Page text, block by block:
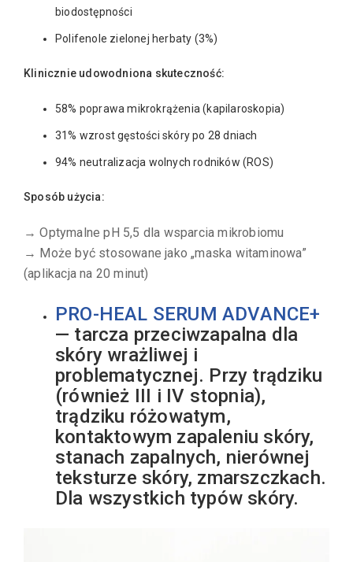
biodostępności
Polifenole zielonej herbaty (3%)
Klinicznie udowodniona skuteczność:
58% poprawa mikrokrążenia (kapilaroskopia)
31% wzrost gęstości skóry po 28 dniach
94% neutralizacja wolnych rodników (ROS)
Sposób użycia:
→ Optymalne pH 5,5 dla wsparcia mikrobiomu
→ Może być stosowane jako „maska witaminowa”
(aplikacja na 20 minut)
PRO-HEAL SERUM ADVANCE+
— tarcza przeciwzapalna dla
skóry wrażliwej i
problematycznej. Przy trądziku
(również III i IV stopnia),
trądziku różowatym,
kontaktowym zapaleniu skóry,
stanach zapalnych, nierównej
teksturze skóry, zmarszczkach.
Dla wszystkich typów skóry.